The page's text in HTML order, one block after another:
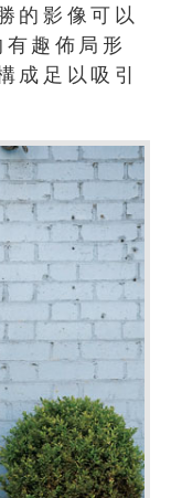
的影像可以
趣佈局形
成足以吸引